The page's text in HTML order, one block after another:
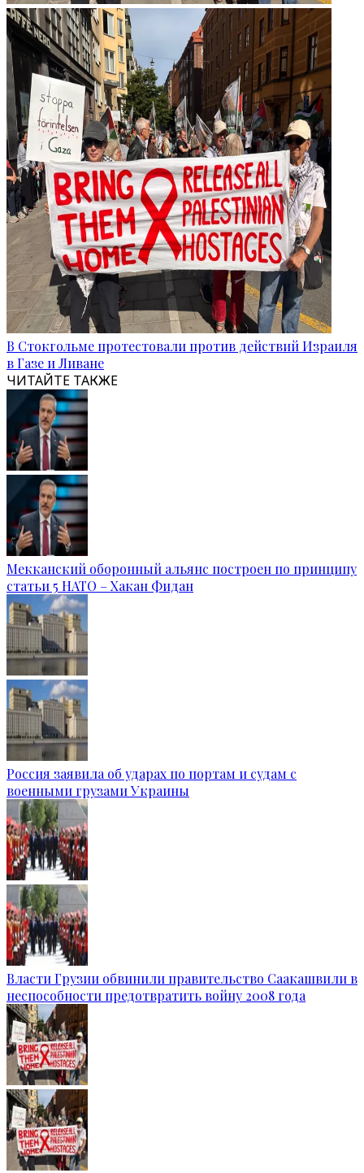
В Стокгольме протестовали против действий Израиля
в Газе и Ливане
ЧИТАЙТЕ ТАКЖЕ
Мекканский оборонный альянс построен по принципу
статьи 5 НАТО – Хакан Фидан
Россия заявила об ударах по портам и судам с
военными грузами Украины
Власти Грузии обвинили правительство Саакашвили в
неспособности предотвратить войну 2008 года